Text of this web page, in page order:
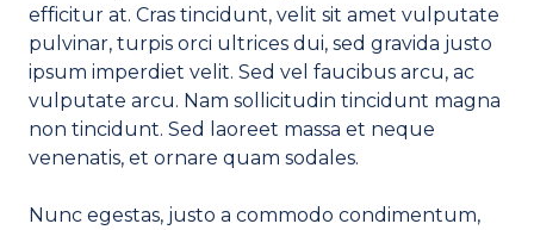
efficitur at. Cras tincidunt, velit sit amet vulputate
pulvinar, turpis orci ultrices dui, sed gravida justo
ipsum imperdiet velit. Sed vel faucibus arcu, ac
vulputate arcu. Nam sollicitudin tincidunt magna
non tincidunt. Sed laoreet massa et neque
venenatis, et ornare quam sodales.
Nunc egestas, justo a commodo condimentum,